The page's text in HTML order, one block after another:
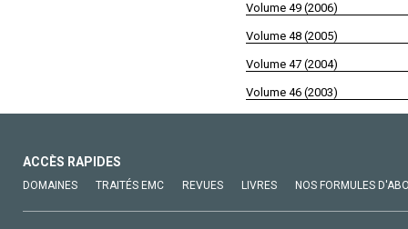
Volume 49 (2006)
Volume 48 (2005)
Volume 47 (2004)
Volume 46 (2003)
ACCÈS RAPIDES
DOMAINES TRAITÉS EMC REVUES LIVRES NOS FORMULES